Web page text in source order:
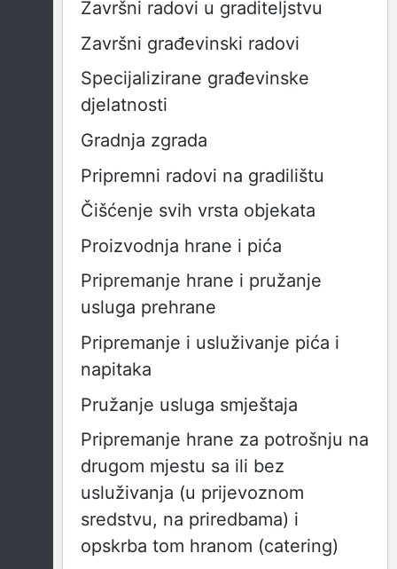
Završni radovi u graditeljstvu
Završni građevinski radovi
Specijalizirane građevinske
djelatnosti
Gradnja zgrada
Pripremni radovi na gradilištu
Čišćenje svih vrsta objekata
Proizvodnja hrane i pića
Pripremanje hrane i pružanje
usluga prehrane
Pripremanje i usluživanje pića i
napitaka
Pružanje usluga smještaja
Pripremanje hrane za potrošnju na
drugom mjestu sa ili bez
usluživanja (u prijevoznom
sredstvu, na priredbama) i
opskrba tom hranom (catering)